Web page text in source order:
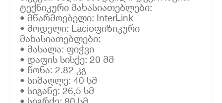
ტექნიკური მახასიათებლები:
• მწარმოებელი: InterLink
• მოდელი: Lacioფიზიკური
მახასიათებლები:
• მასალა: ფიჭვი
• დაფის სისქე: 20 მმ
• წონა: 2.82 კგ
• სიმაღლე: 40 სმ
• სიგანე: 26,5 სმ
• სიგრძე: 80 სმ